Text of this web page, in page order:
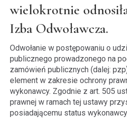
wielokrotnie
Izba Odwoławcza.
Odwołanie w postępowaniu o
publicznego prowadzonego na
zamówień publicznych (dalej:
element w zakresie ochrony
wykonawcy. Zgodnie z art. 505
prawnej w ramach tej ustawy
posiadającemu status